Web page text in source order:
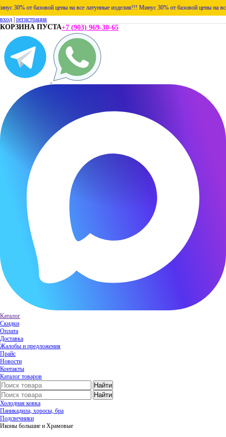
от базовой цены на все латунные изделия!!! Минус 30% от базовой цены на все
вход регистрация
КОРЗИНА ПУСТА+7 (903) 969-30-65
Каталог
Скидки
Оплата
Доставка
Жалобы и предложения
Прайс
Новости
Контакты
Каталог товаров
Холодная ковка
Паникадила, хоросы, бра
Подсвечники
Иконы большие и Храмовые